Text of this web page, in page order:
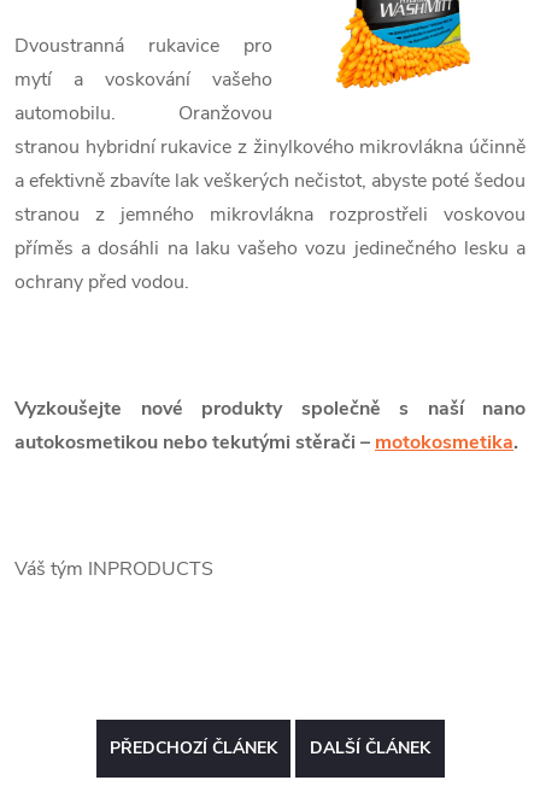
Dvoustranná rukavice pro
mytí a voskování vašeho
automobilu. Oranžovou
stranou hybridní rukavice z žinylkového mikrovlákna účinně
a efektivně zbavíte lak veškerých nečistot, abyste poté šedou
stranou z jemného mikrovlákna rozprostřeli voskovou
příměs a dosáhli na laku vašeho vozu jedinečného lesku a
ochrany před vodou.
Vyzkoušejte nové produkty společně s naší nano
autokosmetikou nebo tekutými stěrači – motokosmetika.
Váš tým INPRODUCTS
PŘEDCHOZÍ ČLÁNEK DALŠÍ ČLÁNEK